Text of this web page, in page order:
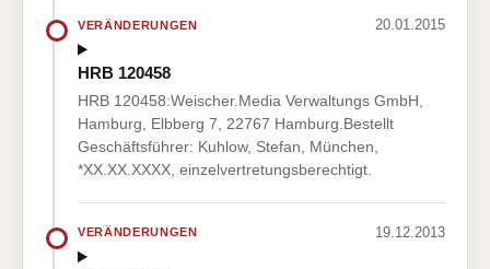
VERÄNDERUNGEN 20.01.2015
HRB 120458
HRB 120458:Weischer.Media Verwaltungs GmbH,
Hamburg, Elbberg 7, 22767 Hamburg.Bestellt
Geschäftsführer: Kuhlow, Stefan, München,
*XX.XX.XXXX, einzelvertretungsberechtigt.
VERÄNDERUNGEN 19.12.2013